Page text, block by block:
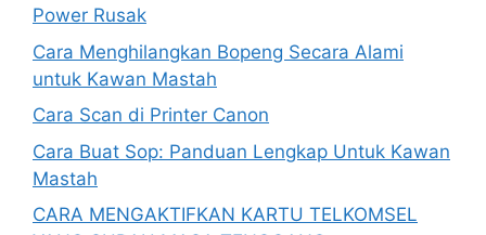
Power Rusak
Cara Menghilangkan Bopeng Secara Alami
untuk Kawan Mastah
Cara Scan di Printer Canon
Cara Buat Sop: Panduan Lengkap Untuk Kawan
Mastah
CARA MENGAKTIFKAN KARTU TELKOMSEL